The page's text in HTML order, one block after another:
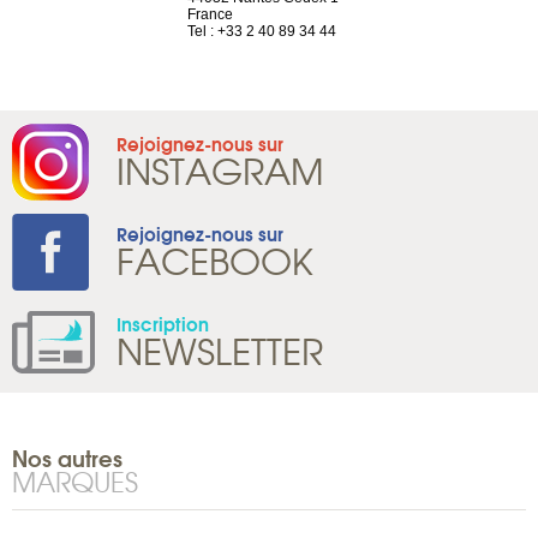
France
Tel : +33 2 40 89 34 44
Rejoignez-nous sur
INSTAGRAM
Rejoignez-nous sur
FACEBOOK
Inscription
NEWSLETTER
Nos autres
MARQUES